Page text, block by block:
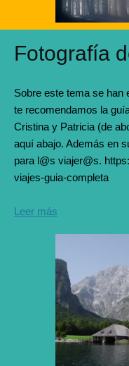
Fotografía
Sobre este tema se
te recomendamos la
Cristina y Patricia (de
aquí abajo. Además en
para l@s viajer@s.
viajes-guia-completa
Leer más